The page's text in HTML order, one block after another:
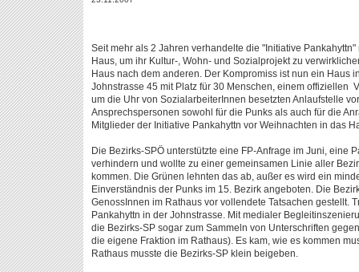
Seit mehr als 2 Jahren verhandelte die "Initiative
Haus, um ihr Kultur-, Wohn- und Sozialprojekt zu
Haus nach dem anderen. Der Kompromiss ist nun ein Haus
Johnstrasse 45 mit Platz für 30 Menschen, einem offiziellen
um die Uhr von SozialarbeiterInnen besetzten Anlaufstelle
Ansprechspersonen sowohl für die Punks als auch für die
Mitglieder der Initiative Pankahyttn vor Weihnachten in das
Die Bezirks-SPÖ unterstützte eine FP-Anfrage im Juni, eine
verhindern und wollte zu einer gemeinsamen Linie aller
kommen. Die Grünen lehnten das ab, außer es wird ein
Einverständnis der Punks im 15. Bezirk angeboten. Die
GenossInnen im Rathaus vor vollendete Tatsachen gestellt.
Pankahyttn in der Johnstrasse. Mit medialer
die Bezirks-SP sogar zum Sammeln von Unterschriften
die eigene Fraktion im Rathaus). Es kam, wie es kommen
Rathaus musste die Bezirks-SP klein beigeben.